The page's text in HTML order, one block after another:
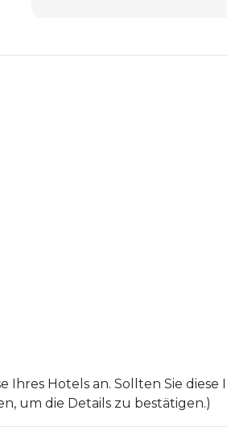
Hotels an. Sollten Sie diese
um die Details zu bestätigen.)